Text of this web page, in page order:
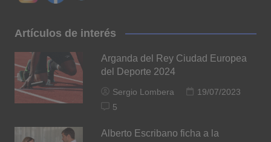
Artículos de interés
Arganda del Rey Ciudad Europea
del Deporte 2024
Sergio Lombera
19/07/2023
5
Alberto Escribano ficha a la